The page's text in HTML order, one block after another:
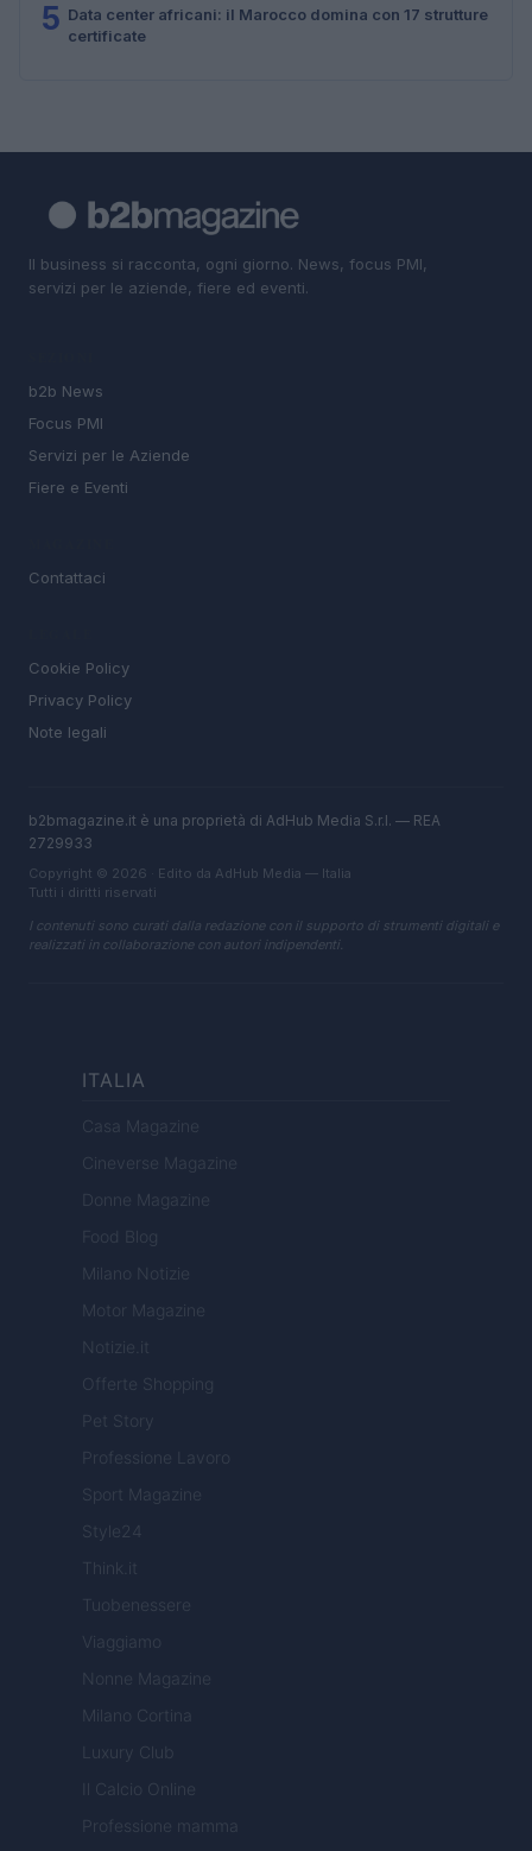
5 Data center africani: il Marocco domina con 17 strutture
certificate
Il business si racconta, ogni giorno. News, focus PMI,
servizi per le aziende, fiere ed eventi.
b2b News
Focus PMI
Servizi per le Aziende
Fiere e Eventi
Contattaci
Cookie Policy
Privacy Policy
Note legali
b2bmagazine.it è una proprietà di AdHub Media S.r.l. — REA
2729933
Copyright © 2026 · Edito da AdHub Media — Italia
Tutti i diritti riservati
I contenuti sono curati dalla redazione con il supporto di strumenti digitali e
realizzati in collaborazione con autori indipendenti.
ITALIA
Casa Magazine
Cineverse Magazine
Donne Magazine
Food Blog
Milano Notizie
Motor Magazine
Notizie.it
Offerte Shopping
Pet Story
Professione Lavoro
Sport Magazine
Style24
Think.it
Tuobenessere
Viaggiamo
Nonne Magazine
Milano Cortina
Luxury Club
Il Calcio Online
Professione mamma